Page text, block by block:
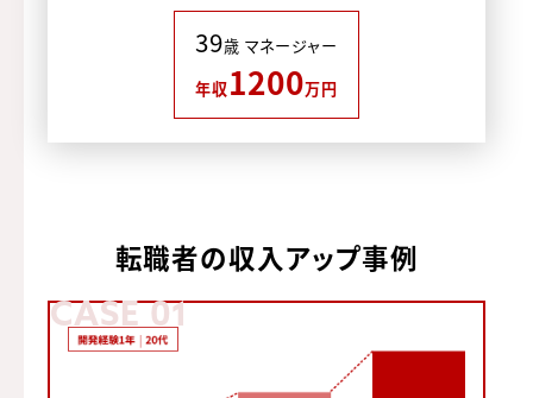
39歳 マネージャー
年収1200万円
転職者の収入アップ事例
CASE 01